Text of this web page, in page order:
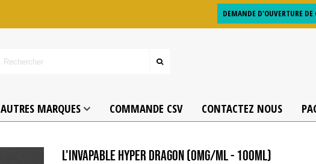
DEMANDE D'OUVERTURE DE
AUTRES MARQUES COMMANDE CSV CONTACTEZ NOUS
L'INVAPABLE HYPER DRAGON (0MG/ML - 100ML)